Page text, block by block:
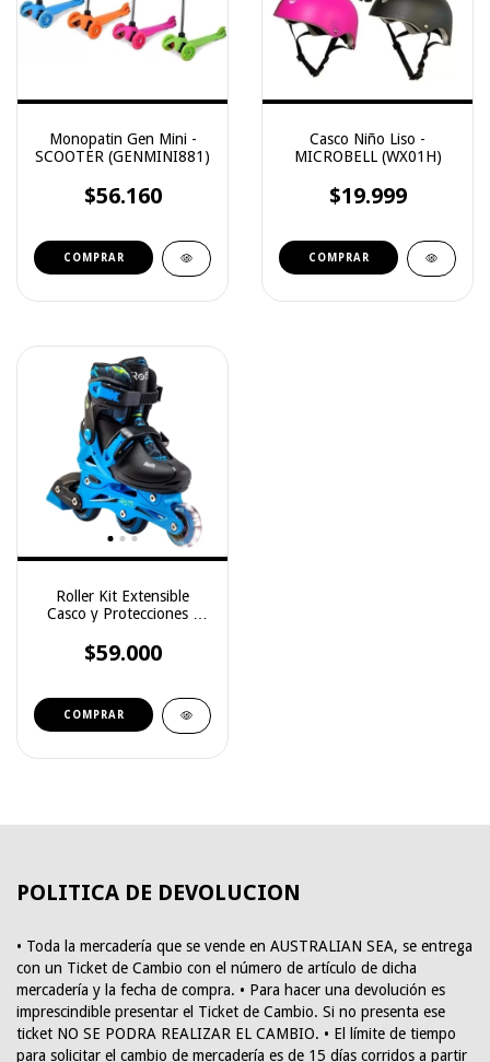
Monopatin Gen Mini -
SCOOTER (GENMINI881)
$56.160
COMPRAR
Casco Niño Liso -
MICROBELL (WX01H)
$19.999
COMPRAR
Roller Kit Extensible
Casco y Protecciones -
$59.000
COMPRAR
POLITICA DE DEVOLUCION
• Toda la mercadería que se vende en AUSTRALIAN SEA, se entrega
con un Ticket de Cambio con el número de artículo de dicha
mercadería y la fecha de compra. • Para hacer una devolución es
imprescindible presentar el Ticket de Cambio. Si no presenta ese
ticket NO SE PODRA REALIZAR EL CAMBIO. • El límite de tiempo
para solicitar el cambio de mercadería es de 15 días corridos a partir